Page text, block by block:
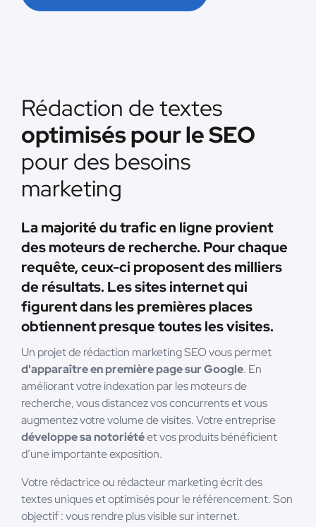
Rédaction de textes
optimisés pour le SEO
pour des besoins
marketing
La majorité du trafic en ligne provient
des moteurs de recherche. Pour chaque
requête, ceux-ci proposent des milliers
de résultats. Les sites internet qui
figurent dans les premières places
obtiennent presque toutes les visites.
Un projet de rédaction marketing SEO vous permet
d'apparaître en première page sur Google. En
améliorant votre indexation par les moteurs de
recherche, vous distancez vos concurrents et vous
augmentez votre volume de visites. Votre entreprise
développe sa notoriétéet vos produits bénéficient
d’une importante exposition.
Votre rédactrice ou rédacteur marketing écrit des
textes uniques et optimisés pour le référencement. Son
objectif : vous rendre plus visible sur internet.